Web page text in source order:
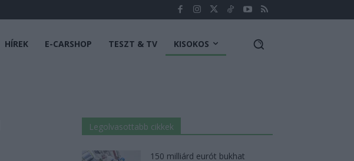
HÍREK E-CARSHOP TESZT & TV KISOKOS
Legolvasottabb cikkek
150 milliárd eurót bukhat